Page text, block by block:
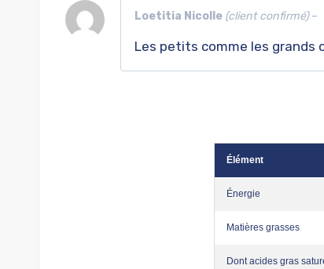
Loetitia Nicolle (client confirmé) –
Les petits comme les grands
Élément
Énergie
Matières grasses
Dont acides gras